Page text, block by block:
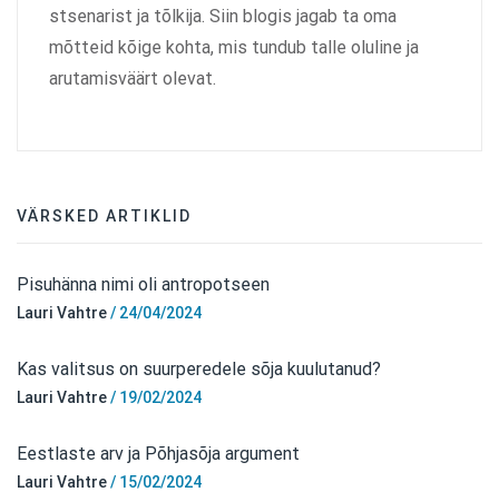
stsenarist ja tõlkija. Siin blogis jagab ta oma
mõtteid kõige kohta, mis tundub talle oluline ja
arutamisväärt olevat.
VÄRSKED ARTIKLID
Pisuhänna nimi oli antropotseen
Lauri Vahtre/ 24/04/2024
Kas valitsus on suurperedele sõja kuulutanud?
Lauri Vahtre/ 19/02/2024
Eestlaste arv ja Põhjasõja argument
Lauri Vahtre/ 15/02/2024